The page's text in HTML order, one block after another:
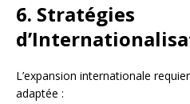
6. Stratégies
L’expansion internationale
adaptée :